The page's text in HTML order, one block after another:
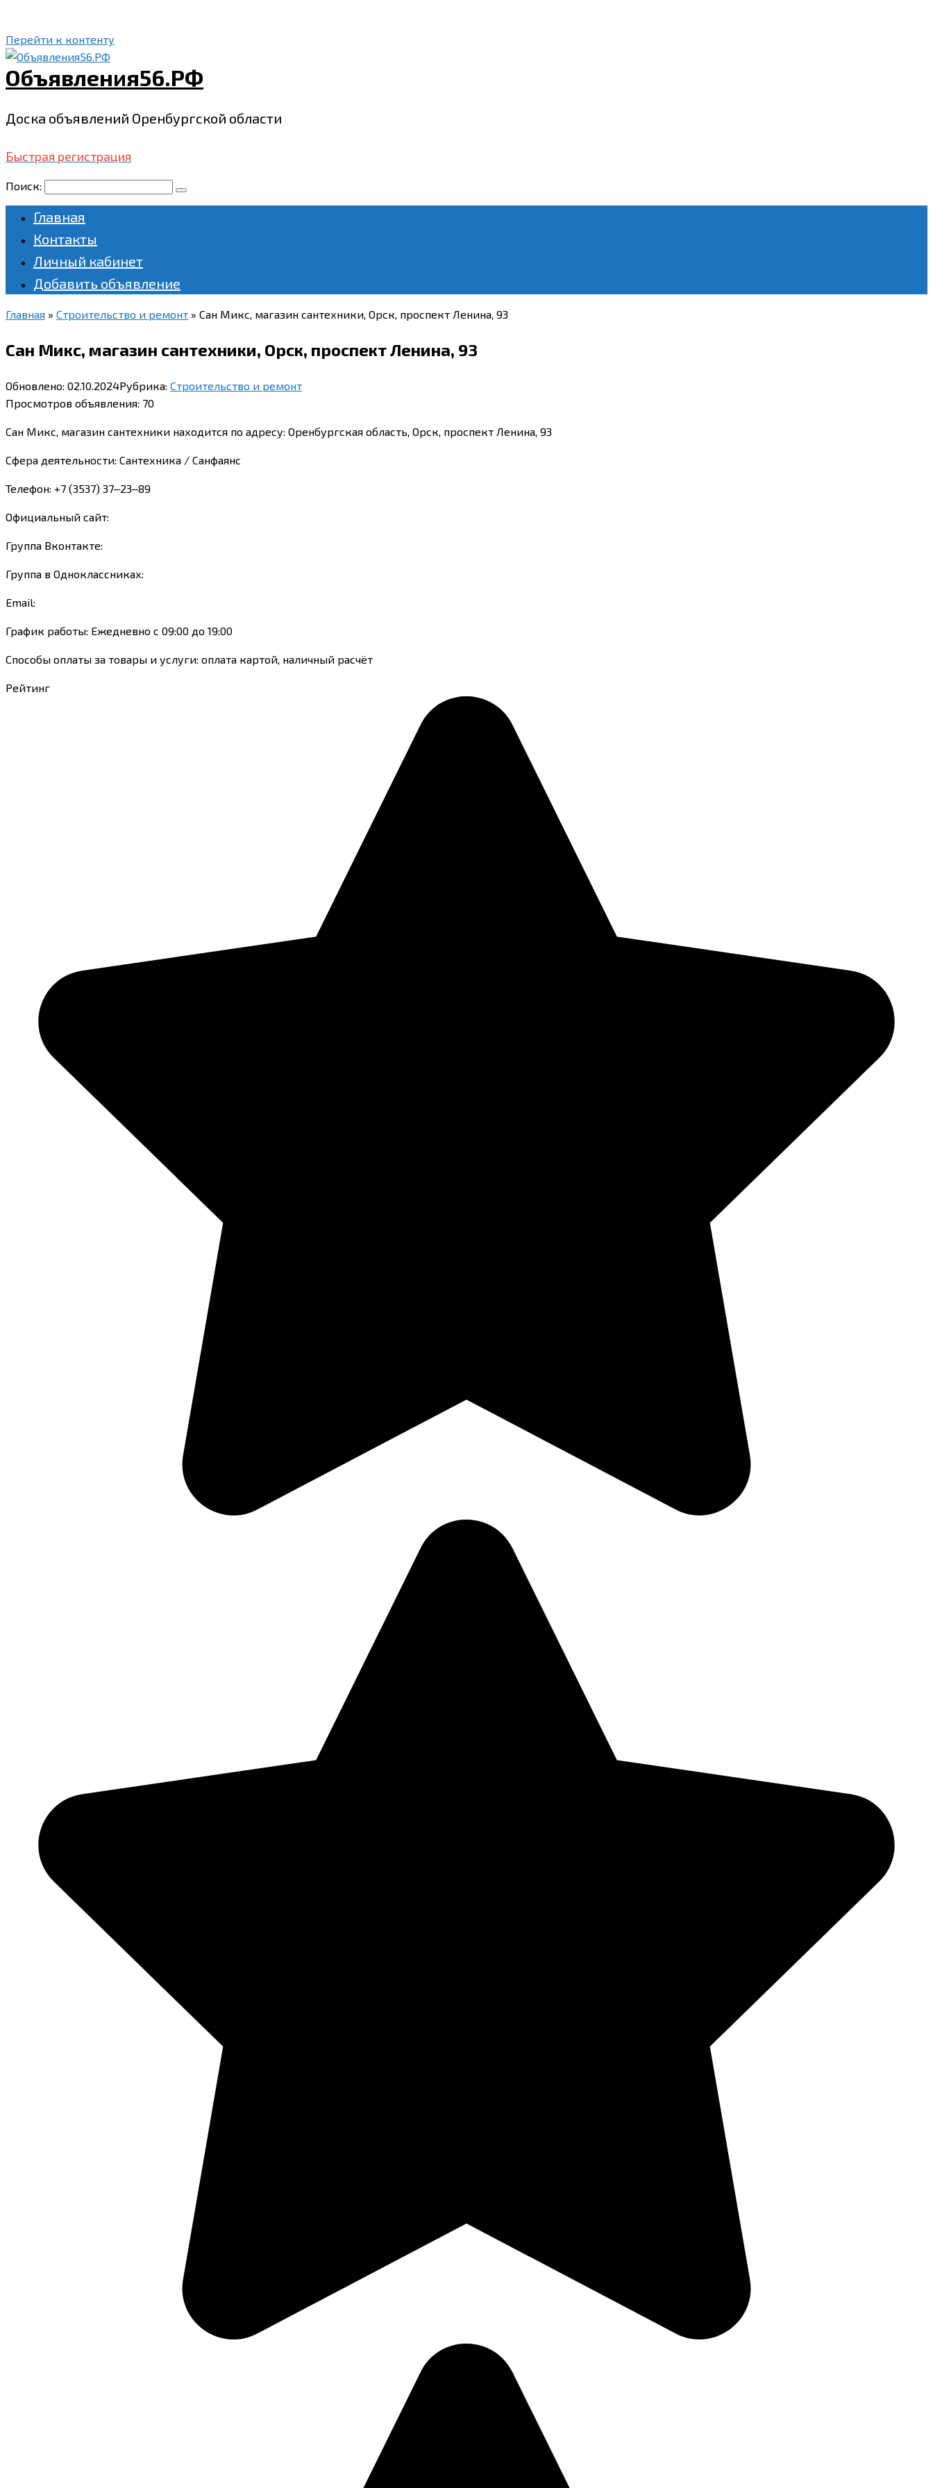
Перейти к контенту
Объявления56.РФ
Доска объявлений Оренбургской области
Быстрая регистрация
Поиск:
Главная
Контакты
Личный кабинет
Добавить объявление
Главная » Строительство и ремонт » Сан Микс, магазин сантехники, Орск, проспект Ленина, 93
Сан Микс, магазин сантехники, Орск, проспект Ленина, 93
Обновлено: 02.10.2024Рубрика: Строительство и ремонт
Просмотров объявления: 70
Сан Микс, магазин сантехники находится по адресу: Оренбургская область, Орск, проспект Ленина, 93
Сфера деятельности: Сантехника / Санфаянс
Телефон: +7 (3537) 37‒23‒89
Официальный сайт:
Группа Вконтакте:
Группа в Одноклассниках:
Email:
График работы: Ежедневно с 09:00 до 19:00
Способы оплаты за товары и услуги: оплата картой, наличный расчёт
Рейтинг